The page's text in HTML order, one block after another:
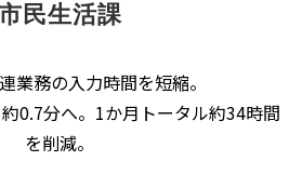
民生活課
業務の入力時間を短縮。
0.7分へ。1か月トータル約34時間
を削減。